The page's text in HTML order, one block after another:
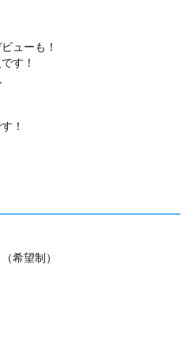
ューも！
す！
！
希望制）